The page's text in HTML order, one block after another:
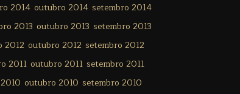
2014 outubro 2014 setembro 2014
2013 outubro 2013 setembro 2013
2012 outubro 2012 setembro 2012
2011 outubro 2011 setembro 2011
outubro 2010 setembro 2010